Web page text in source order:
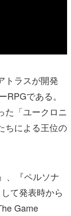
トラスが開発
RPGである。
た「ユークロニ
ちによる王位の
、『ペルソナ
て発表時から
Game